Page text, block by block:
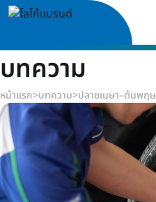
บทความ
หน้าแรก>บทความ>